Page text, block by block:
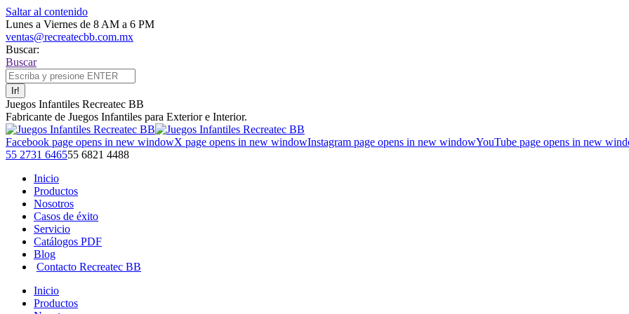
Saltar al contenido
Lunes a Viernes de 8 AM a 6 PM
ventas@recreatecbb.com.mx
Buscar:
Buscar
Juegos Infantiles Recreatec BB
Fabricante de Juegos Infantiles para Exterior e Interior.
Facebook page opens in new windowX page opens in new windowInstagram page opens in new windowYouTube page opens in new
55 2731 646555 6821 4488
Inicio
Productos
Nosotros
Casos de éxito
Servicio
Catálogos PDF
Blog
Contacto Recreatec BB
Inicio
Productos